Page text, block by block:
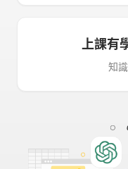
上課有
知